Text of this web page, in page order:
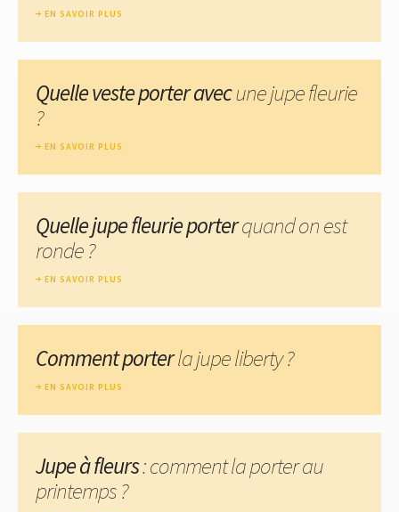
EN SAVOIR PLUS
Quelle veste porter avecune jupe fleurie
?
EN SAVOIR PLUS
Quelle jupe fleurie porterquand on est
ronde ?
EN SAVOIR PLUS
Comment porterla jupe liberty ?
EN SAVOIR PLUS
Jupe à fleurs: comment la porter au
printemps ?